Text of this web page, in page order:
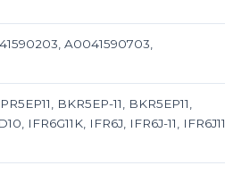
A0041590703,
BKR5EP-11, BKR5EP11,
IFR6G11K, IFR6J, IFR6J-11, IFR6J11,